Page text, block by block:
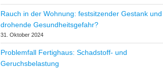
Rauch in der Wohnung: festsitzender Gestank und
drohende Gesundheitsgefahr?
31. Oktober 2024
Problemfall Fertighaus: Schadstoff- und
Geruchsbelastung